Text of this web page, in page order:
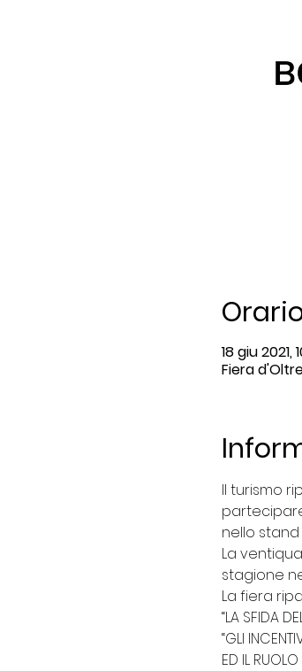
18 giu 2021,
Fiera
Il turismo
nello
La
stagione
La fiera
“LA SFIDA
“GLI
ED IL